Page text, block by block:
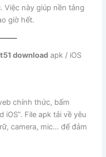
Việc này giúp nền tảng
giờ hết.
download apk / iOS
chính thức, bấm
iOS”. File apk tải về yêu
camera, mic… để đảm